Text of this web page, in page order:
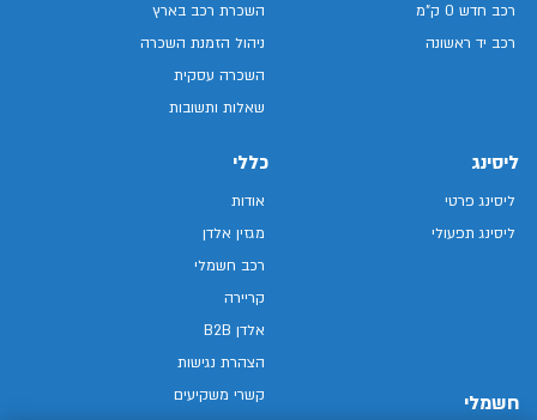
רכב חדש 0 ק"מ
רכב יד ראשונה
השכרת רכב בארץ
ניהול הזמנת השכרה
השכרה עסקית
שאלות ותשובות
ליסינג
ליסינג פרטי
ליסינג תפעולי
חשמלי
כללי
אודות
מגזין אלדן
רכב חשמלי
קריירה
אלדן B2B
הצהרת נגישות
קשרי משקיעים